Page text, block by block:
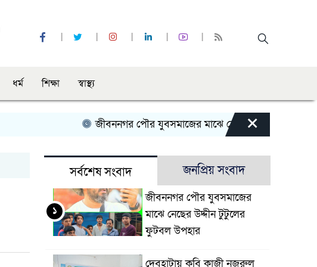
ধর্ম শিক্ষা স্বাস্থ্য
জীবননগর পৌর যুবসমাজের মাঝে নেছের উদ্দীন টুটুলের ফুটবল
×
সর্বশেষ সংবাদ জনপ্রিয় সংবাদ
জীবননগর পৌর যুবসমাজের
মাঝে নেছের উদ্দীন টুটুলের
ফুটবল উপহার
১
দেবহাটায় কবি কাজী নজরুল